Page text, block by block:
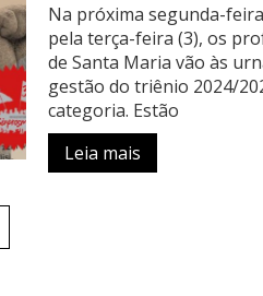
Na próxima segunda-
pela terça-feira (3), os
de Santa Maria vão às
gestão do triênio 2024/
categoria. Estão
Leia mais